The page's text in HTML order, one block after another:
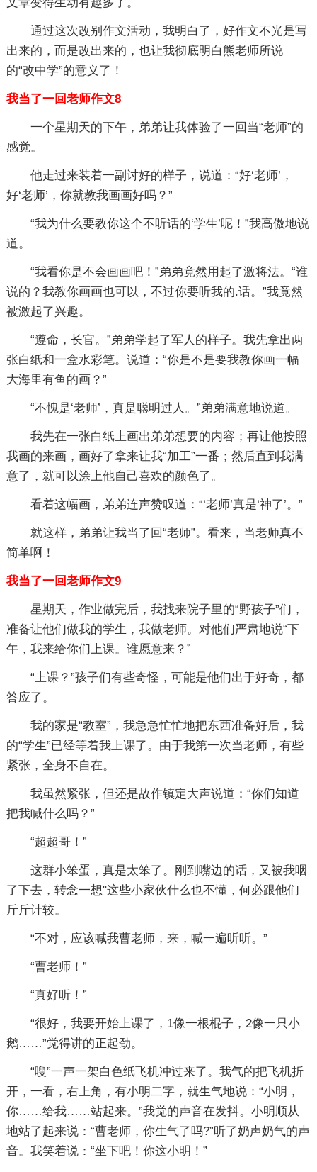
通过这次改别作文活动，我明白了，好作文不光是写
出来的，而是改出来的，也让我彻底明白熊老师所说
的“改中学”的意义了！
我当了一回老师作文8
一个星期天的下午，弟弟让我体验了一回当“老师”的
感觉。
他走过来装着一副讨好的样子，说道：“好‘老师’，
好‘老师’，你就教我画画好吗？”
“我为什么要教你这个不听话的‘学生’呢！”我高傲地说
道。
“我看你是不会画画吧！”弟弟竟然用起了激将法。“谁
说的？我教你画画也可以，不过你要听我的.话。”我竟然
被激起了兴趣。
“遵命，长官。”弟弟学起了军人的样子。我先拿出两
张白纸和一盒水彩笔。说道：“你是不是要我教你画一幅
大海里有鱼的画？”
“不愧是‘老师’，真是聪明过人。”弟弟满意地说道。
我先在一张白纸上画出弟弟想要的内容；再让他按照
我画的来画，画好了拿来让我“加工”一番；然后直到我满
意了，就可以涂上他自己喜欢的颜色了。
看着这幅画，弟弟连声赞叹道：“‘老师’真是‘神了’。”
就这样，弟弟让我当了回“老师”。看来，当老师真不
简单啊！
我当了一回老师作文9
星期天，作业做完后，我找来院子里的“野孩子”们，
准备让他们做我的学生，我做老师。对他们严肃地说“下
午，我来给你们上课。谁愿意来？”
“上课？”孩子们有些奇怪，可能是他们出于好奇，都
答应了。
我的家是“教室”，我急急忙忙地把东西准备好后，我
的“学生”已经等着我上课了。由于我第一次当老师，有些
紧张，全身不自在。
我虽然紧张，但还是故作镇定大声说道：“你们知道
把我喊什么吗？”
“超超哥！”
这群小笨蛋，真是太笨了。刚到嘴边的话，又被我咽
了下去，转念一想"这些小家伙什么也不懂，何必跟他们
斤斤计较。
“不对，应该喊我曹老师，来，喊一遍听听。”
“曹老师！”
“真好听！”
“很好，我要开始上课了，1像一根棍子，2像一只小
鹅……”觉得讲的正起劲。
“嗖”一声一架白色纸飞机冲过来了。我气的把飞机折
开，一看，右上角，有小明二字，就生气地说：“小明，
你……给我……站起来。”我觉的声音在发抖。小明顺从
地站了起来说：“曹老师，你生气了吗?”听了奶声奶气的声
音。我笑着说：“坐下吧！你这小明！”